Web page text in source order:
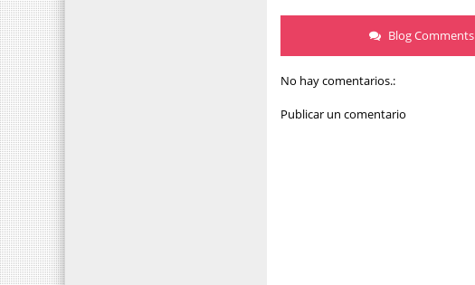
Blog Comments
No hay comentarios.:
Publicar un comentario